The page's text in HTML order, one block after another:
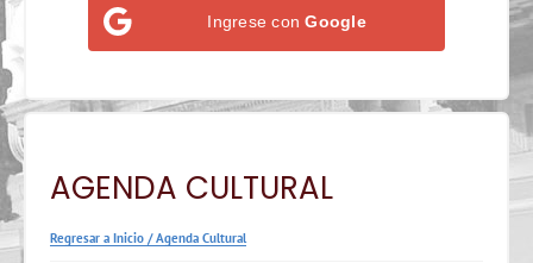
Ingrese conGoogle
AGENDA CULTURAL
Regresar a Inicio /Agenda Cultural